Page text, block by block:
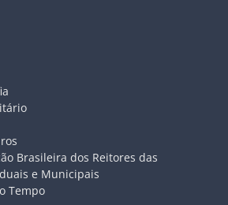
Brasileira dos Reitores das
e Municipais
Tempo